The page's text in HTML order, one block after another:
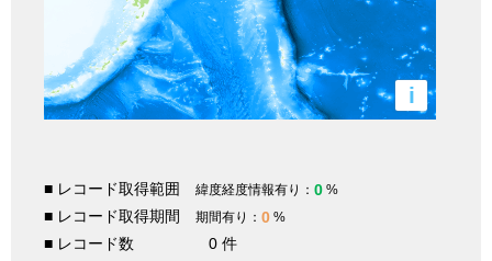
i
■ レコード取得範囲 緯度経度情報有り： 0 %
■ レコード取得期間 期間有り： 0 %
■ レコード数
0 件